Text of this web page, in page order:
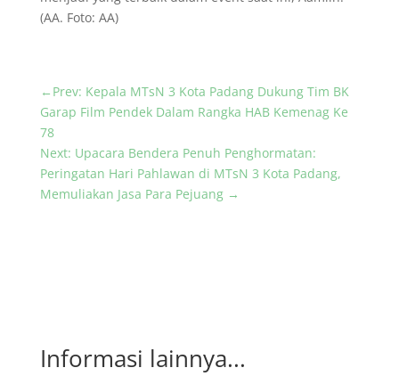
(AA. Foto: AA)
← Prev: Kepala MTsN 3 Kota Padang Dukung Tim BK
Garap Film Pendek Dalam Rangka HAB Kemenag Ke
78
Next: Upacara Bendera Penuh Penghormatan:
Peringatan Hari Pahlawan di MTsN 3 Kota Padang,
Memuliakan Jasa Para Pejuang→
Informasi lainnya...